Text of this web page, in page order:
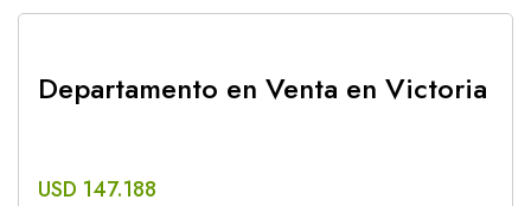
Departamento en Venta en Victoria
USD 147.188